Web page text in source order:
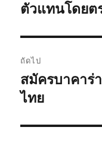
เรื่อง
ก่อน
ตัวแทนโดยต
ถัดไป
เรื่อง
ต่อ
สมัครบาคาร่
ไทย